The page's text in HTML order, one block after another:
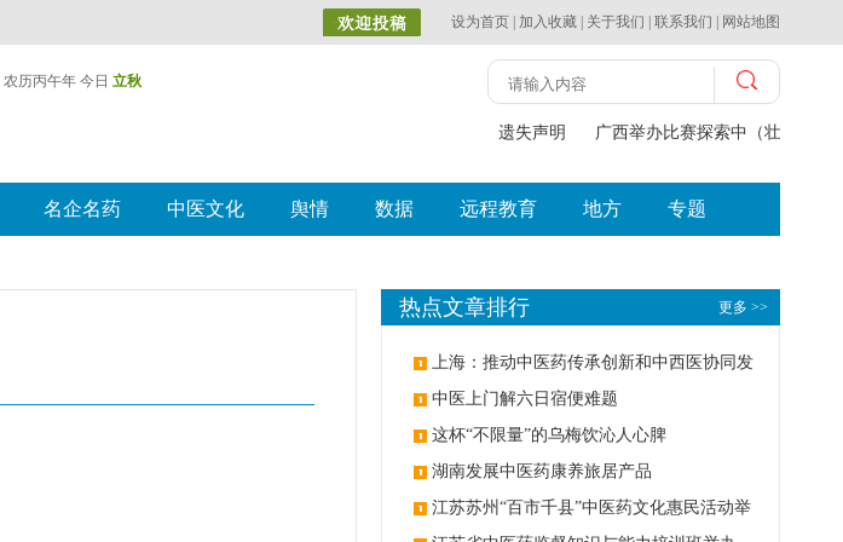
设为首页 加入收藏 关于我们 联系我们 网站地图
农历丙午年 今日 立秋
遗失声明 广西举办比赛探索中（壮瑶）药
名企名药 中医文化 舆情 数据 远程教育 地方 专题
更多 >>
热点文章排行
上海：推动中医药传承创新和中西医协同发
展 中医上门解六日宿便难题
这杯“不限量”的乌梅饮沁人心脾
湖南发展中医药康养旅居产品
江苏苏州“百市千县”中医药文化惠民活动举